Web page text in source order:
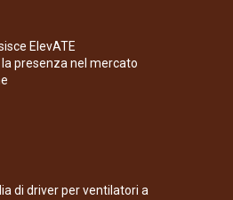
ElevATE
presenza nel mercato
di driver per ventilatori a